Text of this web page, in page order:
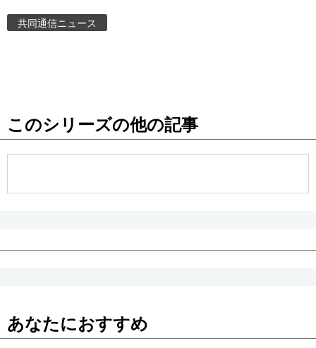
東京
共同通信ニュース
このシリーズの他の記事
あなたにおすすめ